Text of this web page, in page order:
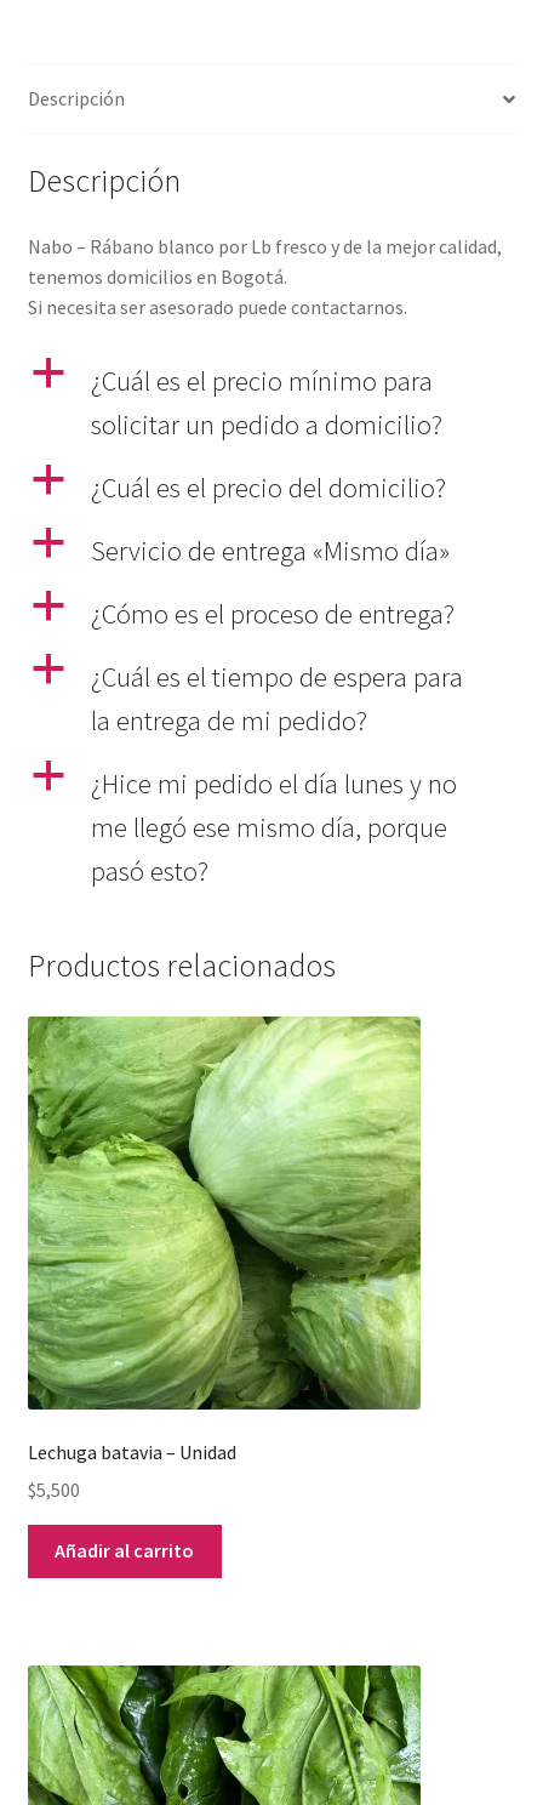
Descripción
Descripción
Nabo – Rábano blanco por Lb fresco y de la mejor calidad,
tenemos domicilios en Bogotá.
Si necesita ser asesorado puede contactarnos.
a
¿Cuál es el precio mínimo para
solicitar un pedido a domicilio?
a
¿Cuál es el precio del domicilio?
a
Servicio de entrega «Mismo día»
a
¿Cómo es el proceso de entrega?
a
¿Cuál es el tiempo de espera para
la entrega de mi pedido?
a
¿Hice mi pedido el día lunes y no
me llegó ese mismo día, porque
pasó esto?
Productos relacionados
Lechuga batavia – Unidad
$5,500
Añadir al carrito